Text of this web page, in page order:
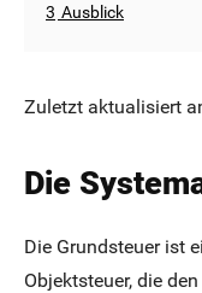
3 Ausblick
Zuletzt aktualisiert
Die
Die Grundsteuer ist
Objektsteuer, die